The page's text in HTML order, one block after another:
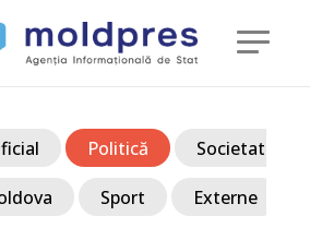
Politică Societate
Sport Externe